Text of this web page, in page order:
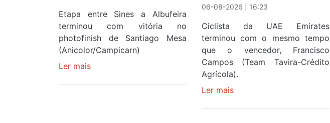
Etapa entre Sines a Albufeira
terminou com vitória no
photofinish de Santiago Mesa
(Anicolor/Campicarn)
Ler mais
06-08-2026 | 16:23
Ciclista da UAE Emirates
terminou com o mesmo tempo
que o vencedor, Francisco
Campos (Team Tavira-Crédito
Agrícola).
Ler maissobre